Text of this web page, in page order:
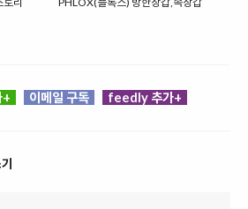
+ 이메일 구독 feedly 추가+